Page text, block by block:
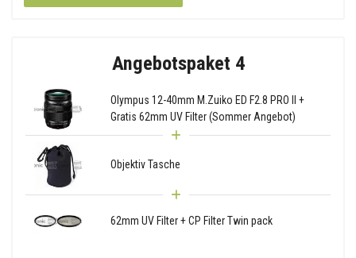
Angebotspaket 4
Olympus 12-40mm M.Zuiko ED F2.8 PRO II +
Gratis 62mm UV Filter (Sommer Angebot)
Objektiv Tasche
62mm UV Filter + CP Filter Twin pack